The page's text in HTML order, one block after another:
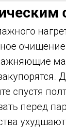
спустя
перед